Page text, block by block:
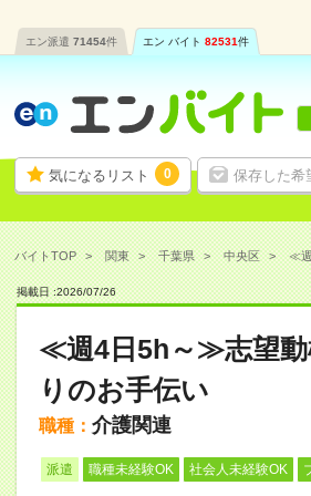
エン派遣 71454件 エン バイト 82531件
気になるリスト 0 保存した希
バイトTOP 関東 千葉県 中央区 ≪週
掲載日 :2026/07/26
≪週4日5h～≫志望動
りのお手伝い
職種： 介護関連
派遣 職種未経験OK 社会人未経験OK